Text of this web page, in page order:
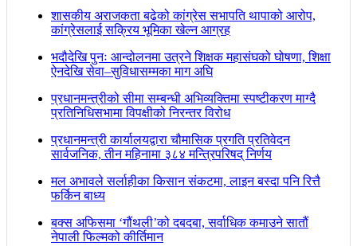
शासकीय अराजकता बढेको कांग्रेस सभापति थापाको आरोप,
कांग्रेसलाई सक्रिय भूमिका खेल्न आग्रह
भदौदेखि पुनः आन्दोलनमा उत्रने शिक्षक महासंघको घोषणा, शिक्षा
ऐनदेखि सेवा–सुविधासम्मका माग अघि
प्रधानमन्त्रीको सीमा सम्बन्धी अभिव्यक्तिमा स्पष्टीकरण माग्दै
प्रतिनिधिसभामा विपक्षीको निरन्तर विरोध
प्रधानमन्त्री कार्यालयद्वारा चौमासिक प्रगति प्रतिवेदन
सार्वजनिक, तीन महिनामा ३८४ मन्त्रिपरिषद् निर्णय
मल अभावले सर्लाहीका किसान संकटमा, लाइन बस्दा पनि रित्तै
फर्किन बाध्य
बक्स अफिसमा ‘गौंथली’को दबदबा, सर्वाधिक कमाउने सातौं
नेपाली फिल्मको कीर्तिमान